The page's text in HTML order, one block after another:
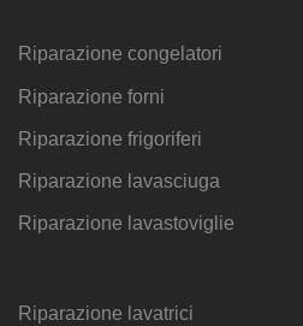
Riparazione congelatori
Riparazione forni
Riparazione frigoriferi
Riparazione lavasciuga
Riparazione lavastoviglie
Riparazione lavatrici